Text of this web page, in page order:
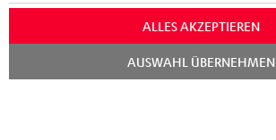
ALLES AKZEPTIEREN
AUSWAHL ÜBERNEHMEN